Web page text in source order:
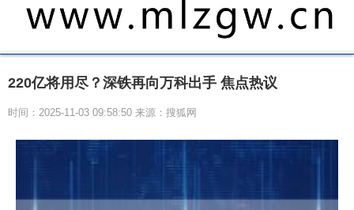
220亿将用尽？深铁再向万科出手 焦点热议
时间：2025-11-03 09:58:50 来源：搜狐网